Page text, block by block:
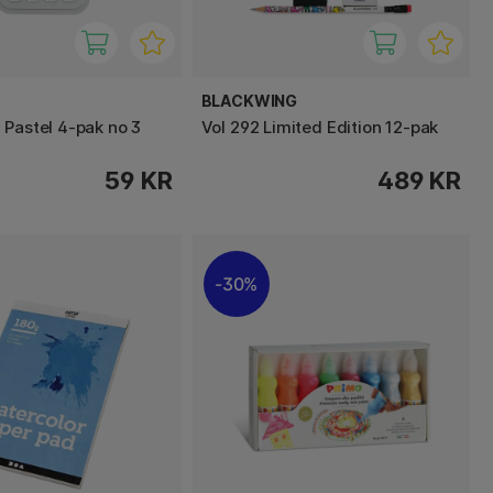
4-pak no 3
59 KR
BLACKWING
Vol 292 Limited Edition 12-pak
489 KR
30%